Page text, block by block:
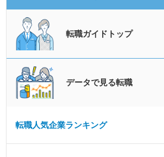
転職ガイドトップ
データで見る転職
転職人気企業ランキング